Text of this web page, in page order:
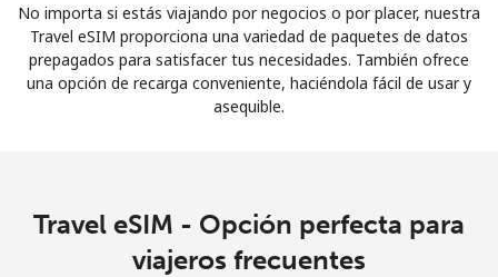
No importa si estás viajando por negocios o por placer, nuestra
Travel eSIM proporciona una variedad de paquetes de datos
prepagados para satisfacer tus necesidades. También ofrece
una opción de recarga conveniente, haciéndola fácil de usar y
asequible.
Travel eSIM - Opción perfecta para
viajeros frecuentes